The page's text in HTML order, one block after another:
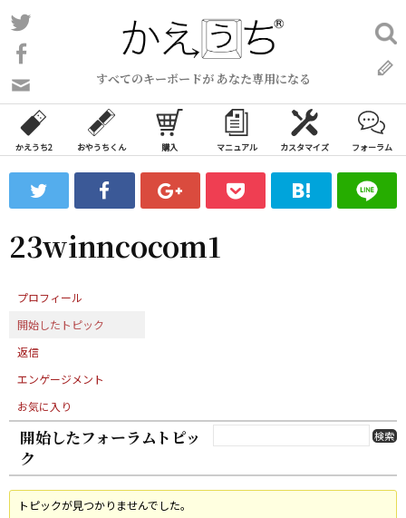
コ
ン
ン
ツ
ス
ッ
プ
すべてのキーボードが あなた専用になる
い
合
わ
フ
ォ
ム
検
索:
かえうち2 おやうちくん 購入 マニュアル カスタマイズ フォーラム
23winncocom1
プロフィール
開始したトピック
返信
エンゲージメント
お気に入り
開始したフォーラムトピッ
ク
トピックが見つかりませんでした。